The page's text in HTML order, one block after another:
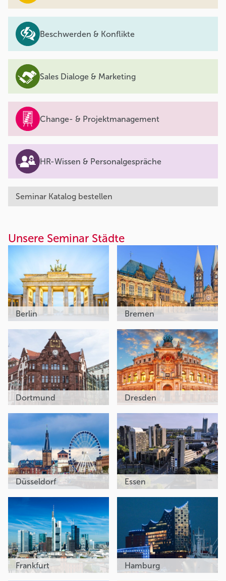
Beschwerden & Konflikte
Sales Dialoge & Marketing
Change- & Projektmanagement
HR-Wissen & Personalgespräche
Seminar Katalog bestellen
Unsere Seminar Städte
Berlin Bremen
Dortmund Dresden
Düsseldorf Essen
Frankfurt Hamburg